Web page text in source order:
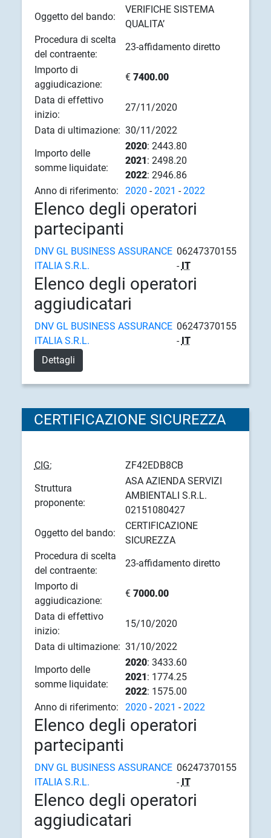
Oggetto del bando:
VERIFICHE SISTEMA
QUALITA’
Procedura di scelta
del contraente:
23-affidamento diretto
Importo di
aggiudicazione:
€ 7400.00
Data di effettivo
inizio:
27/11/2020
Data di ultimazione: 30/11/2022
Importo delle
somme liquidate:
2020: 2443.80
2021: 2498.20
2022: 2946.86
Anno di riferimento:
2020 -2021 -2022
Elenco degli operatori
partecipanti
DNV GL BUSINESS ASSURANCE
ITALIA S.R.L.
06247370155
- IT
Elenco degli operatori
aggiudicatari
DNV GL BUSINESS ASSURANCE
ITALIA S.R.L.
06247370155
- IT
Dettagli
CERTIFICAZIONE SICUREZZA
CIG:
ZF42EDB8CB
Struttura
proponente:
ASA AZIENDA SERVIZI
AMBIENTALI S.R.L.
02151080427
Oggetto del bando:
CERTIFICAZIONE
SICUREZZA
Procedura di scelta
del contraente:
23-affidamento diretto
Importo di
aggiudicazione:
€ 7000.00
Data di effettivo
inizio:
15/10/2020
Data di ultimazione: 31/10/2022
Importo delle
somme liquidate:
2020: 3433.60
2021: 1774.25
2022: 1575.00
Anno di riferimento:
2020 -2021 -2022
Elenco degli operatori
partecipanti
DNV GL BUSINESS ASSURANCE
ITALIA S.R.L.
06247370155
- IT
Elenco degli operatori
aggiudicatari